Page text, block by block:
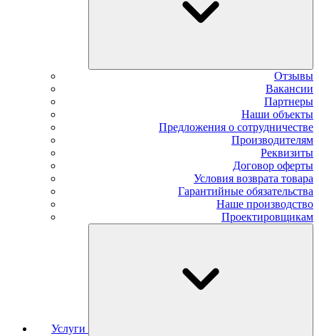
Отзывы
Вакансии
Партнеры
Наши объекты
Предложения о сотрудничестве
Производителям
Реквизиты
Договор оферты
Условия возврата товара
Гарантийные обязательства
Наше производство
Проектировщикам
Услуги